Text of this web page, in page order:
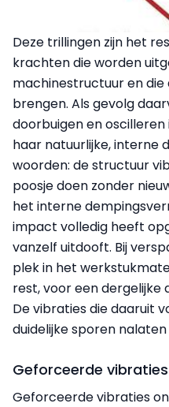
Deze trillingen zijn het
krachten die worden
machinestructuur en
brengen. Als gevolg
doorbuigen en
haar natuurlijke, interne
woorden: de structuur
poosje doen zonder
het interne
impact volledig heeft
vanzelf uitdooft. Bij
plek in het
rest, voor een dergelijke
De vibraties die daaruit
duidelijke sporen
Geforceerde vibraties
Geforceerde vibraties